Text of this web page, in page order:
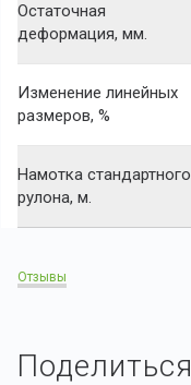
Остаточная
деформация, мм.
Изменение линейных
размеров, %
Намотка стандартного
рулона, м.
Отзывы
Поделиться